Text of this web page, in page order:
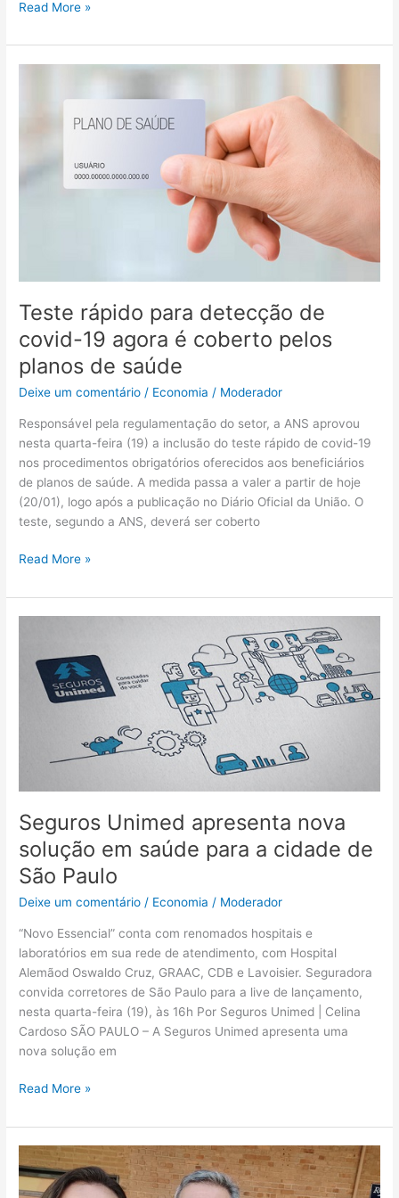
Read More »
Teste rápido para detecção de
covid-19 agora é coberto pelos
planos de saúde
Deixe um comentário / Economia / Moderador
Responsável pela regulamentação do setor, a ANS aprovou
nesta quarta-feira (19) a inclusão do teste rápido de covid-19
nos procedimentos obrigatórios oferecidos aos beneficiários
de planos de saúde. A medida passa a valer a partir de hoje
(20/01), logo após a publicação no Diário Oficial da União. O
teste, segundo a ANS, deverá ser coberto
covid-
de
Read More »
Seguros Unimed apresenta nova
solução em saúde para a cidade de
São Paulo
Deixe um comentário / Economia / Moderador
“Novo Essencial” conta com renomados hospitais e
laboratórios em sua rede de atendimento, com Hospital
Alemãod Oswaldo Cruz, GRAAC, CDB e Lavoisier. Seguradora
convida corretores de São Paulo para a live de lançamento,
nesta quarta-feira (19), às 16h Por Seguros Unimed | Celina
Cardoso SÃO PAULO – A Seguros Unimed apresenta uma
nova solução em
apresenta
nova
solução
de
Paulo
Read More »
Moby
Corretora
de